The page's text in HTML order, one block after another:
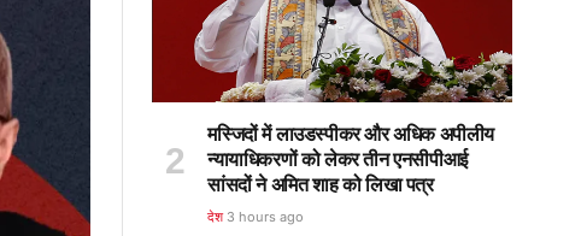
मस्जिदों में लाउडस्पीकर और अधिक अपीलीय
न्यायाधिकरणों को लेकर तीन एनसीपीआई
सांसदों ने अमित शाह को लिखा पत्र
देश 3 hours ago